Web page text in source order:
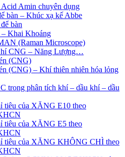
Amin chuyên dụng
bàn – Khúc xạ kế Abbe
bàn
Khai Khoáng
(Raman Microscope)
CNG – Năng Lượng…
(CNG)
(CNG) – Khí thiên nhiên hóa lỏng
trong phân tích khí – dầu khí – dầu
tiêu của XĂNG E10 theo
tiêu của XĂNG E5 theo
tiêu của XĂNG KHÔNG CHÌ theo